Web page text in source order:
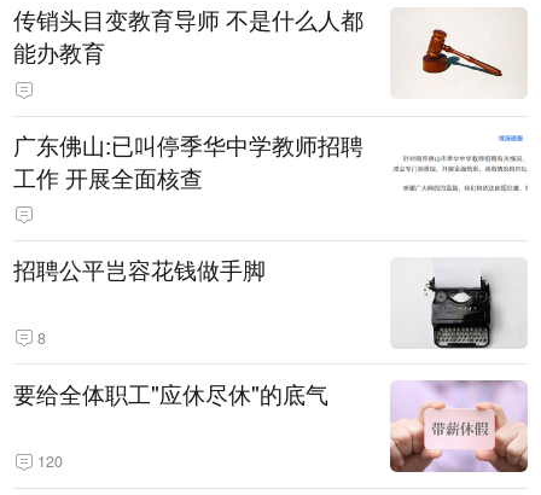
传销头目变教育导师 不是什么人都
能办教育
广东佛山:已叫停季华中学教师招聘
工作 开展全面核查
招聘公平岂容花钱做手脚
8
要给全体职工"应休尽休"的底气
120